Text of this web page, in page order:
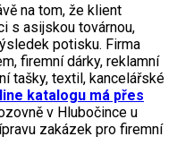
na tom, že klient
s asijskou továrnou,
potisku. Firma
firemní dárky, reklamní
tašky, textil, kancelářské
katalogu má přes
v Hlubočince u
zakázek pro firemní